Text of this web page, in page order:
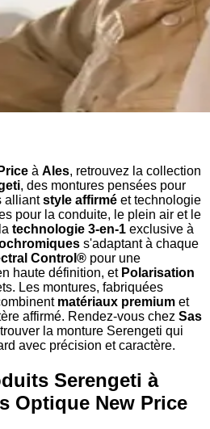
à Ales, retrouvez la collection
, des montures pensées pour
alliantstyle affirmé et technologie
pour la conduite, le plein air et le
technologie 3-en-1 exclusive à
s'adaptant à chaque
Control® pour une
haute définition, et Polarisation
Les montures, fabriquées
matériaux premium et
affirmé. Rendez-vous chez Sas
la monture Serengeti qui
avec précision et caractère.
Serengeti à
Optique New Price